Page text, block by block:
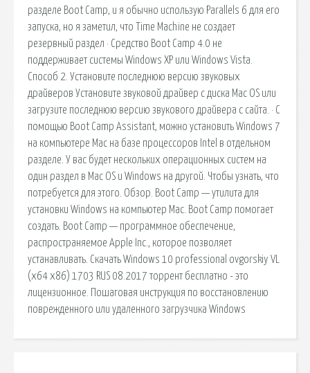
разделе Boot Camp, и я обычно использую Parallels 6 для его
запуска, но я заметил, что Time Machine не создает
резервный раздел · Средство Boot Camp 4.0 не
поддерживает системы Windows XP или Windows Vista.
Способ 2. Установите последнюю версию звуковых
драйверов Установите звуковой драйвер с диска Mac OS или
загрузите последнюю версию звукового драйвера с сайта. · С
помощью Boot Camp Assistant, можно установить Windows 7
на компьютере Mac на базе процессоров Intel в отдельном
разделе. У вас будет нескольких операционных систем на
один раздел в Mac OS и Windows на другой. Чтобы узнать, что
потребуется для этого. Обзор. Boot Camp — утилита для
установки Windows на компьютер Mac. Boot Camp помогает
создать. Boot Camp — программное обеспечение,
распространяемое Apple Inc., которое позволяет
устанавливать. Скачать Windows 10 professional ovgorskiy VL
(x64 x86) 1703 RUS 08.2017 торрент бесплатно - это
лицензионное. Пошаговая инструкция по восстановлению
поврежденного или удаленного загрузчика Windows